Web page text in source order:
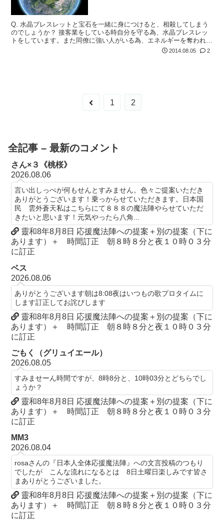
Q. 水晶ブレスレットと宝石を一緒に身につけると、相殺してしまう
のでしょうか？ 接客業をしている時自分を守る為、水晶ブレスレッ
トをしています。また同僚に強い人がいる為、エネルギーを奪われな
いよう指輪をつけております、これはもしかしたらプラスマイナスゼ
2014.08.05 2
前
1 2
全記事 – 最新のコメント
さん×３《桃桜》
2026.08.06
言い出しっぺが何もせんとすみません。色々ご提案いただき
ありがとうございます！乗っからせていただきます。日本国
民 雲外蒼天私はこちらにて８８８の魔法陣やらせていただ
きたいと思います！元気やったら八角...
靈和8年8月8日 応援魔法陣への提案＋別の提案（下に
あります）＋ 時間訂正 朝８時８分と夜１０時０３分
に訂正
ベス
2026.08.06
ありがとうございます朝は8:08夜はいつもの歌プロタイムに
します訂正してお詫びします
靈和8年8月8日 応援魔法陣への提案＋別の提案（下に
あります）＋ 時間訂正 朝８時８分と夜１０時０３分
に訂正
ごもく（グリュイエール）
2026.08.05
すみませーん時間ですが、8時8分と、10時03分とどちらでし
ょうか？
靈和8年8月8日 応援魔法陣への提案＋別の提案（下に
あります）＋ 時間訂正 朝８時８分と夜１０時０３分
に訂正
MM3
2026.08.04
rosaさんの『日本人全体応援魔法陣』への文言投稿のつもり
でしたが こんな流れになるとは 8日土曜日楽しみです皆さ
まありがとうございました。
靈和8年8月8日 応援魔法陣への提案＋別の提案（下に
あります）＋ 時間訂正 朝８時８分と夜１０時０３分
に訂正